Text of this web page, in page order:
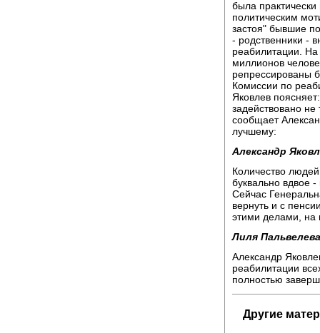
была
политическим
застоя" бывшие
- родственники -
реабилитации.
миллионов
репрессированы
Комиссии по
Яковлев
задействовано
сообщает
лучшему:
Александр
Количество
буквально вдвое
Сейчас
вернуть и с
этими делами, на
Лиля
Александр
реабилитации
полностью
Другие